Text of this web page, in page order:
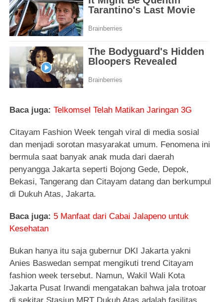
Baca juga: Telkomsel Telah Matikan Jaringan 3G
Citayam Fashion Week tengah viral di media sosial
dan menjadi sorotan masyarakat umum. Fenomena ini
bermula saat banyak anak muda dari daerah
penyangga Jakarta seperti Bojong Gede, Depok,
Bekasi, Tangerang dan Citayam datang dan berkumpul
di Dukuh Atas, Jakarta.
Baca juga: 5 Manfaat dari Cabai Jalapeno untuk
Kesehatan
Bukan hanya itu saja gubernur DKI Jakarta yakni
Anies Baswedan sempat mengikuti trend Citayam
fashion week tersebut. Namun, Wakil Wali Kota
Jakarta Pusat Irwandi mengatakan bahwa jala trotoar
di sekitar Stasiun MRT Dukuh Atas adalah fasilitas